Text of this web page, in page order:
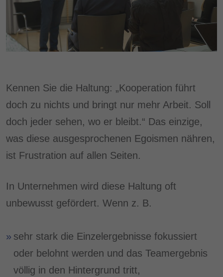
Kennen Sie die Haltung: „Kooperation führt
doch zu nichts und bringt nur mehr Arbeit. Soll
doch jeder sehen, wo er bleibt.“ Das einzige,
was diese ausgesprochenen Egoismen nähren,
ist Frustration auf allen Seiten.
In Unternehmen wird diese Haltung oft
unbewusst gefördert. Wenn z. B.
sehr stark die Einzelergebnisse fokussiert
oder belohnt werden und das Teamergebnis
völlig in den Hintergrund tritt,